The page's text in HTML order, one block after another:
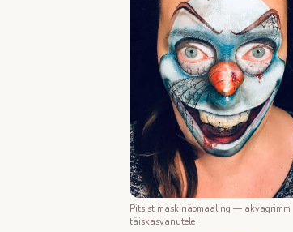
Pitsist mask näomaaling — akvagrimm
täiskasvanutele